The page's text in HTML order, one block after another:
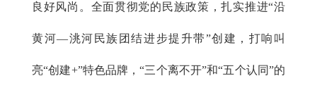
良好风尚。全面贯彻党的民族政策，扎实推进“沿
黄河—洮河民族团结进步提升带”创建，打响叫
亮“创建+”特色品牌，“三个离不开”和“五个认同”的